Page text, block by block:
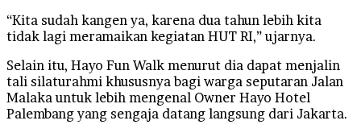
“Kita sudah kangen ya, karena dua tahun lebih kita
tidak lagi meramaikan kegiatan HUT RI,” ujarnya.
Selain itu, Hayo Fun Walk menurut dia dapat menjalin
tali silaturahmi khususnya bagi warga seputaran Jalan
Malaka untuk lebih mengenal Owner Hayo Hotel
Palembang yang sengaja datang langsung dari Jakarta.